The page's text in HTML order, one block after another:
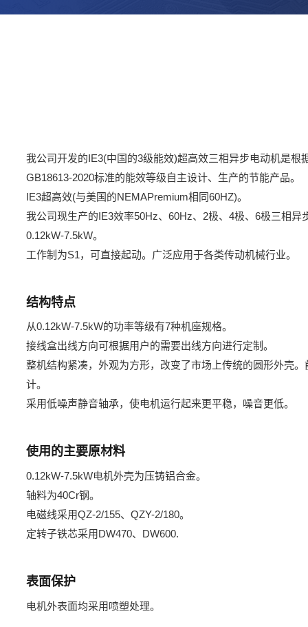
我公司开发的IE3(中国的3级能效)超高效三相异步电动机是根
GB18613-2020标准的能效等级自主设计、生产的节能产品。
IE3超高效(与美国的NEMAPremium相同60HZ)。
我公司现生产的IE3效率50Hz、60Hz、2极、4极、6极三相异
0.12kW-7.5kW。
工作制为S1，可直接起动。广泛应用于各类传动机械行业。
结构特点
从0.12kW-7.5kW的功率等级有7种机座规格。
接线盒出线方向可根据用户的需要出线方向进行定制。
整机结构紧凑，外观为方形，改变了市场上传统的圆形外壳
计。
采用低噪声静音轴承，使电机运行起来更平稳，噪音更低。
使用的主要原材料
0.12kW-7.5kW电机外壳为压铸铝合金。
轴料为40Cr钢。
电磁线采用QZ-2/155、QZY-2/180。
定转子铁芯采用DW470、DW600.
表面保护
电机外表面均采用喷塑处理。